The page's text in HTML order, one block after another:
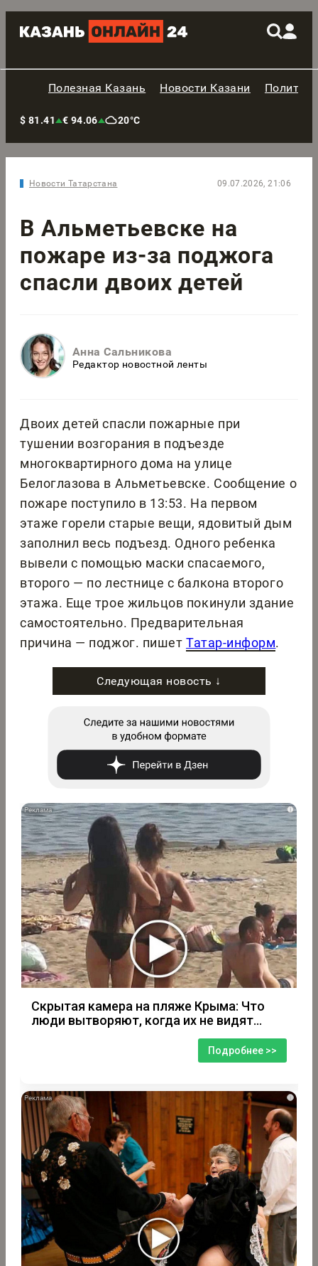
Полезная Казань Новости Казани
$ 81.41 € 94.06 20°C
Новости Татарстана 09.07.2026, 21:06
В Альметьевске на
пожаре из-за поджога
спасли двоих детей
Анна Сальникова
Редактор новостной ленты
Двоих детей спасли пожарные при
тушении возгорания в подъезде
многоквартирного дома на улице
Белоглазова в Альметьевске. Сообщение о
пожаре поступило в 13:53. На первом
этаже горели старые вещи, ядовитый дым
заполнил весь подъезд. Одного ребенка
вывели с помощью маски спасаемого,
второго — по лестнице с балкона второго
этажа. Еще трое жильцов покинули здание
самостоятельно. Предварительная
причина — поджог. пишет Татар-информ.
Следующая новость ↓
i
Скрытая камера на пляже Крыма: Что
люди вытворяют, когда их не видят...
Подробнее >>
i